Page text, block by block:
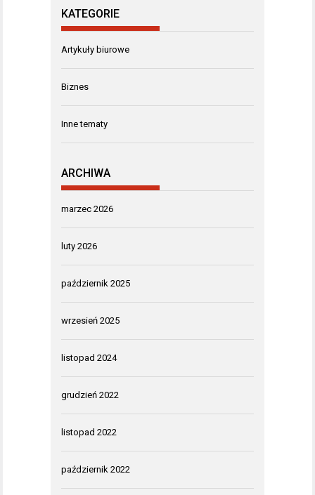
KATEGORIE
Artykuły biurowe
Biznes
Inne tematy
ARCHIWA
marzec 2026
luty 2026
październik 2025
wrzesień 2025
listopad 2024
grudzień 2022
listopad 2022
październik 2022